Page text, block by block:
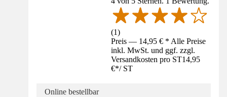
(1)
Preis — 14,95 € * Alle Preise
inkl. MwSt. und ggf. zzgl.
Versandkosten pro ST14,95
€*/ ST
Online bestellbar